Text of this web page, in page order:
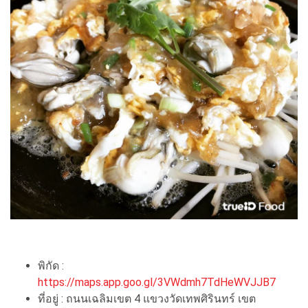
พิกัด :
https://maps.app.goo.gl/3VWdmh7TdHeWVJJB7
ที่อยู่ : ถนนเฉลิมเขต 4 แขวงวัดเทพศิรินทร์ เขต